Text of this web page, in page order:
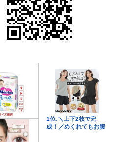
はマジメに受け取らないで